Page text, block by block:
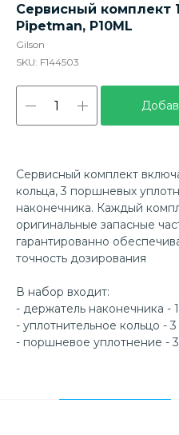
Сервисный комплект
Pipetman, P10ML
Gilson
SKU: F144503
Сервисный комплект
кольца, 3 поршневых
наконечника. Каждый
оригинальные запасные
гарантированно
точность дозирования
В набор входит:
- держатель наконечника -
- уплотнительное кольцо -
- поршневое уплотнение -